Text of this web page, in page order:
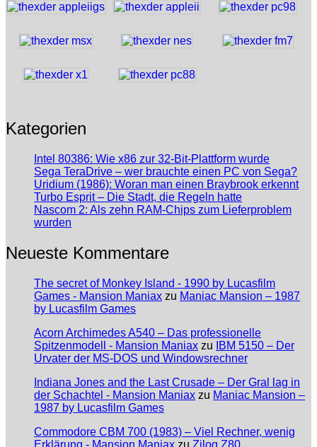
Kategorien
Intel 80386: Wie x86 zur 32-Bit-Plattform wurde
Sega TeraDrive – wer brauchte einen PC von Sega?
Uridium (1986): Woran man einen Braybrook erkennt
Turbo Esprit – Die Stadt, die Regeln hatte
Nascom 2: Als zehn RAM-Chips zum Lieferproblem
wurden
Neueste Kommentare
The secret of Monkey Island - 1990 by Lucasfilm
Games - Mansion Maniax zu Maniac Mansion – 1987
by Lucasfilm Games
Acorn Archimedes A540 – Das professionelle
Spitzenmodell - Mansion Maniax zu
IBM 5150 – Der
Urvater der MS-DOS und Windowsrechner
Indiana Jones and the Last Crusade – Der Gral lag in
der Schachtel - Mansion Maniax zu Maniac Mansion –
1987 by Lucasfilm Games
Commodore CBM 700 (1983) – Viel Rechner, wenig
Erklärung - Mansion Maniax zu Zilog Z80